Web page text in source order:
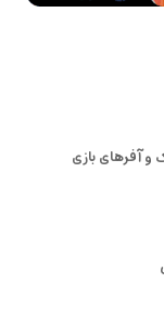
و آفرهای بازی